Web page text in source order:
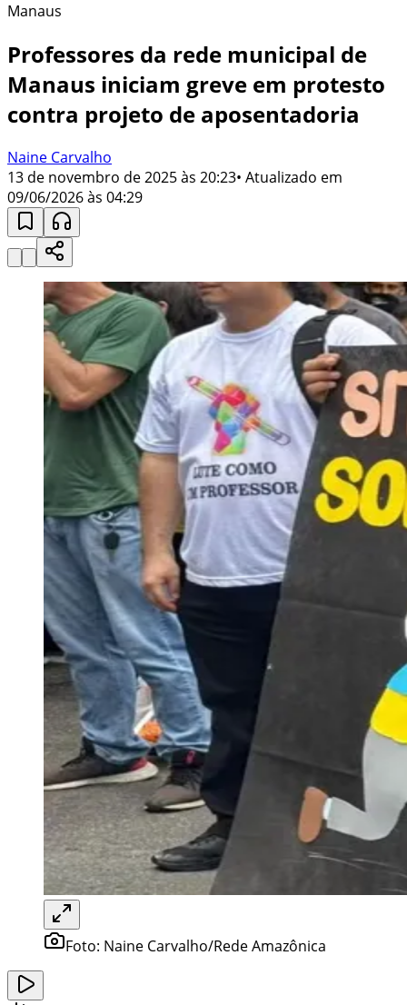
Manaus
Professores da rede municipal de
Manaus iniciam greve em protesto
contra projeto de aposentadoria
Naine Carvalho
13 de novembro de 2025 às 20:23• Atualizado em
09/06/2026 às 04:29
Foto: Naine Carvalho/Rede Amazônica